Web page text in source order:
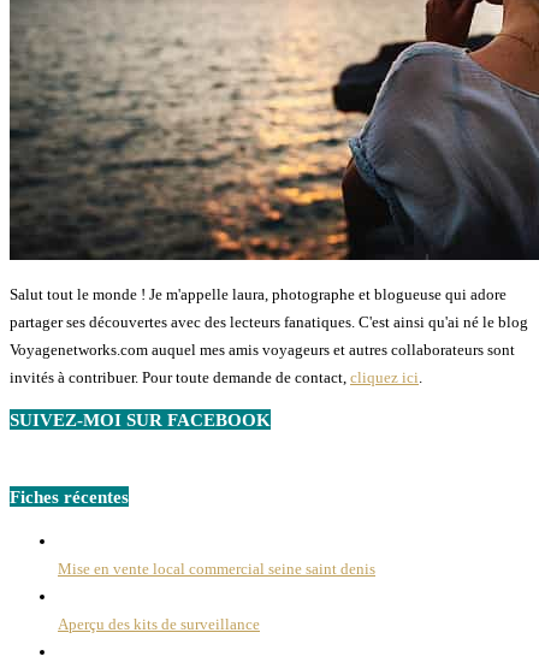
Salut tout le monde ! Je m'appelle laura, photographe et blogueuse qui adore
partager ses découvertes avec des lecteurs fanatiques. C'est ainsi qu'ai né le blog
Voyagenetworks.com auquel mes amis voyageurs et autres collaborateurs sont
invités à contribuer. Pour toute demande de contact, cliquez ici
SUIVEZ-MOI SUR FACEBOOK
Fiches récentes
Mise en vente local commercial seine saint denis
Aperçu des kits de surveillance